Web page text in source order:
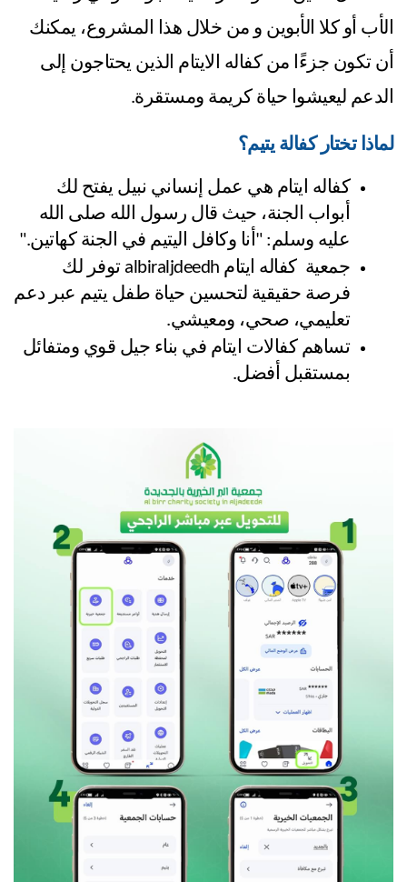
الأب أو كلا الأبوين و من خلال هذا المشروع، يمكنك
أن تكون جزءًا من كفاله الايتام الذين يحتاجون إلى
الدعم ليعيشوا حياة كريمة ومستقرة.
لماذا تختار كفالة يتيم؟
عليه وسلم: "أنا وكافل اليتيم في الجنة كهاتين."
تعليمي، صحي، ومعيشي.
بمستقبل أفضل.